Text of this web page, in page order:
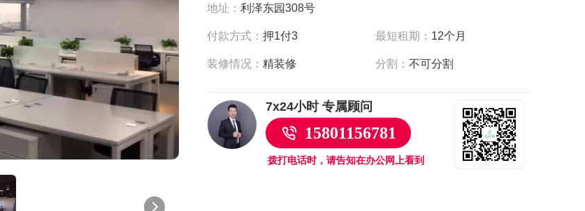
地址： 利泽东园308号
付款方式： 押1付3 最短租期： 12个月
装修情况： 精装修 分割：不可分割
7x24小时 专属顾问
15801156781
拨打电话时，请告知在办公网上看到